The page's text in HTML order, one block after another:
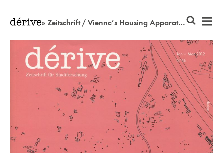
» Zeitschrift / Vienna’s Housing Apparatus and Its Contemporary Challenges